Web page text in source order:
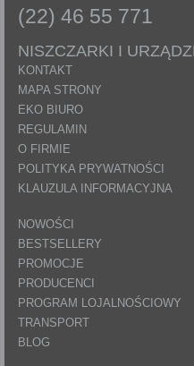
(22) 46 55 771
NISZCZARKI I
KONTAKT
MAPA STRONY
EKO BIURO
REGULAMIN
O FIRMIE
POLITYKA PRYWATNOŚCI
KLAUZULA INFORMACYJNA
NOWOŚCI
BESTSELLERY
PROMOCJE
PRODUCENCI
PROGRAM LOJALNOŚCIOWY
TRANSPORT
BLOG